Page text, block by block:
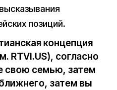
позиций.
концепция
RTVI.US), согласно
свою семью, затем
затем вы